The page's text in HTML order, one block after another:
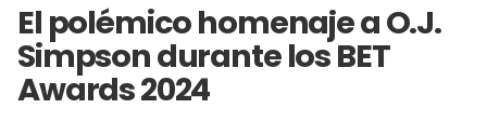
El polémico homenaje a O.J.
Simpson durante los BET
Awards 2024